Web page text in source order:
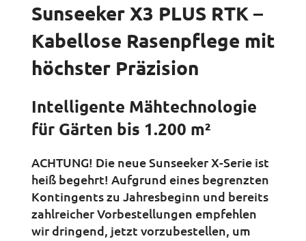
Sunseeker X3 PLUS RTK –
Kabellose Rasenpflege mit
höchster Präzision
Intelligente Mähtechnologie
für Gärten bis 1.200 m²
ACHTUNG! Die neue Sunseeker X-Serie ist
heiß begehrt! Aufgrund eines begrenzten
Kontingents zu Jahresbeginn und bereits
zahlreicher Vorbestellungen empfehlen
wir dringend, jetzt vorzubestellen, um